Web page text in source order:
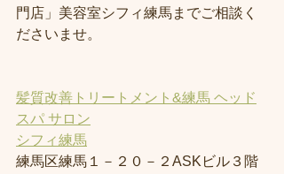
門店」美容室シフィ練馬までご相談く
ださいませ。
髪質改善トリートメント&練馬 ヘッド
スパ サロン
シフィ練馬
練馬区練馬１－２０－２ASKビル３階